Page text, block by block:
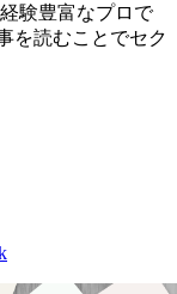
験豊富なプロで
を読むことでセク